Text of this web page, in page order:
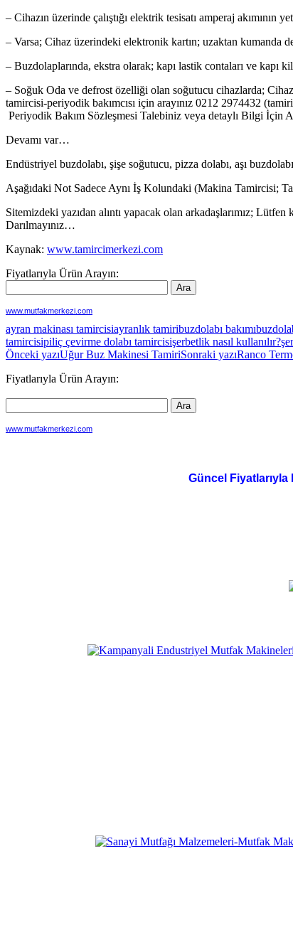
– Cihazın üzerinde çalıştığı elektrik tesisatı amperaj
– Varsa; Cihaz üzerindeki elektronik kartın; uzaktan kumanda
– Buzdolaplarında, ekstra olarak; kapı lastik contaları ve
– Soğuk Oda ve defrost özelliği olan soğutucu cihazlarda;
tamircisi-periyodik bakımcısı için arayınız 0212 2974432
Periyodik Bakım Sözleşmesi Talebiniz veya detaylı Bilgi İçin
Devamı var…
Endüstriyel buzdolabı, şişe soğutucu, pizza dolabı, aşı
Aşağıdaki Not Sadece Aynı İş Kolundaki (Makina Tamircisi;
Sitemizdeki yazıdan alıntı yapacak olan arkadaşlarımız;
Darılmayınız…
Kaynak: www.tamircimerkezi.com
Fiyatlarıyla Ürün Arayın:
www.mutfakmerkezi.com
ayran makinası tamircisiayranlık tamiribuzdolabı bakımı
tamircisipiliç çevirme dolabı tamircisişerbetlik nasıl kullanılır?
Yazı
dolaşımı
Önceki yazıUğur Buz Makinesi TamiriSonraki yazıRanco
Fiyatlarıyla Ürün Arayın:
www.mutfakmerkezi.com
Güncel Fiyatlarıyla